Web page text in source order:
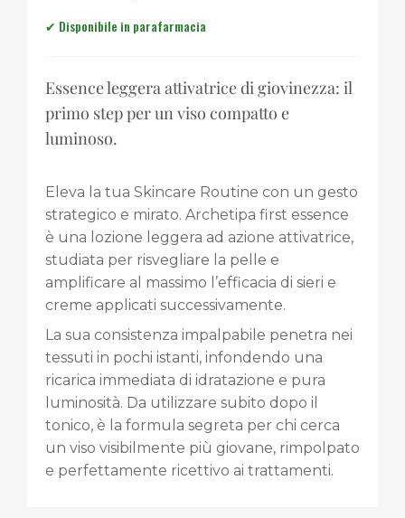
Essence leggera attivatrice di giovinezza: il
primo step per un viso compatto e
luminoso.
Eleva la tua Skincare Routine con un gesto
strategico e mirato. Archetipa first essence
è una lozione leggera ad azione attivatrice,
studiata per risvegliare la pelle e
amplificare al massimo l’efficacia di sieri e
creme applicati successivamente.
La sua consistenza impalpabile penetra nei
tessuti in pochi istanti, infondendo una
ricarica immediata di idratazione e pura
luminosità. Da utilizzare subito dopo il
tonico, è la formula segreta per chi cerca
un viso visibilmente più giovane, rimpolpato
e perfettamente ricettivo ai trattamenti.